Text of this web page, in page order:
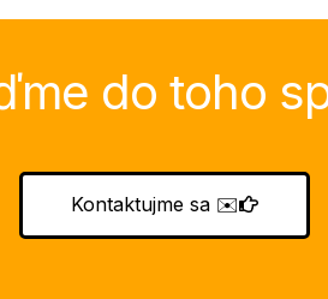
do toho
Kontaktujme sa ✉️